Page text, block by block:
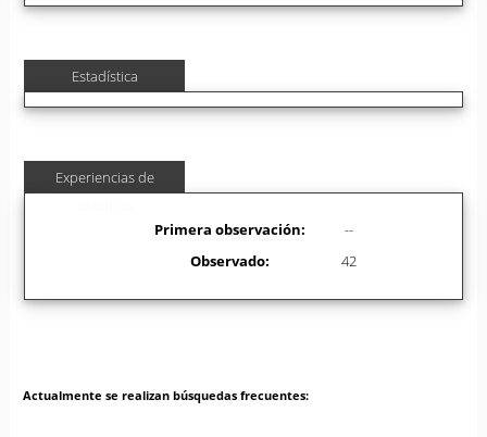
Estadística
Experiencias de
Primera observación:
--
Observado:
42
Actualmente se realizan búsquedas frecuentes: